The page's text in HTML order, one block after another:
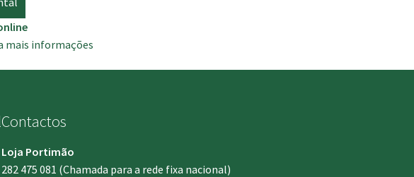
mais informações
Contactos
Loja Portimão
282 475 081 (Chamada para a rede fixa nacional)